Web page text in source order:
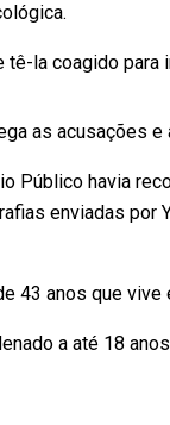
tê-la coagido
as acusações
Público havia
enviadas por
43 anos que
a até 18